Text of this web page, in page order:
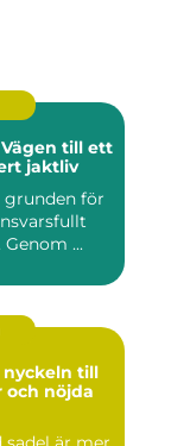
till ett
jaktliv
grunden för
...
och nöjda